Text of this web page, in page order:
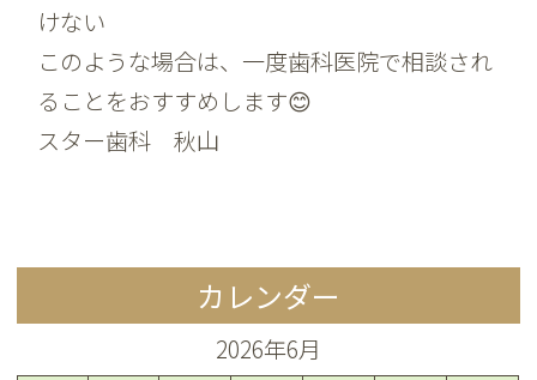
けない
このような場合は、一度歯科医院で相談され
ることをおすすめします😊
スター歯科 秋山
カレンダー
2026年6月